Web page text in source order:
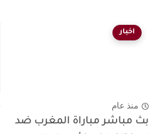
اخبار
منذ عام
بث مباشر مباراة المغرب ضد